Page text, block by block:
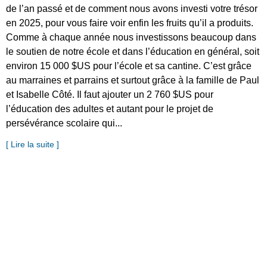
de l’an passé et de comment nous avons investi votre trésor
en 2025, pour vous faire voir enfin les fruits qu’il a produits.
Comme à chaque année nous investissons beaucoup dans
le soutien de notre école et dans l’éducation en général, soit
environ 15 000 $US pour l’école et sa cantine. C’est grâce
au marraines et parrains et surtout grâce à la famille de Paul
et Isabelle Côté. Il faut ajouter un 2 760 $US pour
l’éducation des adultes et autant pour le projet de
persévérance scolaire qui...
[ Lire la suite ]